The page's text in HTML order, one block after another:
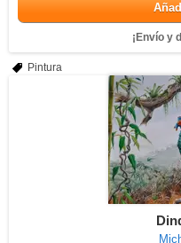
¡Envío y
Pintura